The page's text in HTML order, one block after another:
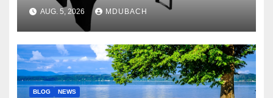
AUG. 5, 2026 MDUBACH
BLOG NEWS